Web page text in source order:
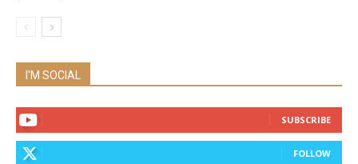
I'M SOCIAL
SUBSCRIBE
FOLLOW